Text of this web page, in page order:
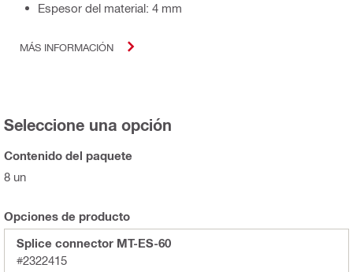
Espesor del material: 4 mm
MÁS INFORMACIÓN
Seleccione una opción
Contenido del paquete
8 un
Opciones de producto
Splice connector MT-ES-60
#2322415